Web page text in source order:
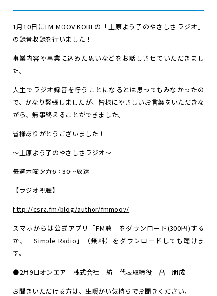
1月10日にFM MOOV KOBEの「上原よう子のやさしさラジオ」
の録音収録を行いました！
事業内容や事業に込めた思いなどをお話しさせていただきまし
た。
人生でラジオ録音を行うことになるとは思ってもみなかったの
で、かなり緊張しましたが、皆様にやさしいお言葉をいただきな
がら、無事終えることができました。
皆様ありがとうございました！
～上原よう子のやさしさラジオ～
毎週木曜夕方6：30～放送
【ラジオ視聴】
http://csra.fm/blog/author/fmmoov/
スマホからは公式アプリ「FM聴」をダウンロード(300円)する
か、「Simple Radio」（無料）をダウンロードしても聴けま
す。
●2月9日オンエア 株式会社 紡 代表取締役 畠 朋成
お聞きいただける方は、生暖かい気持ちでお聞きください。